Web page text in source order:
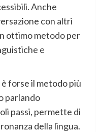
Anche
con altri
ottimo metodo per
e
forse il metodo più
parlando
passi, permette di
della lingua.